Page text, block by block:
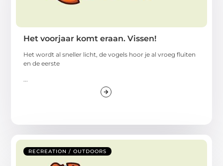
Het voorjaar komt eraan. Vissen!
Het wordt al sneller licht, de vogels hoor je al vroeg fluiten
en de eerste
...
RECREATION / OUTDOORS